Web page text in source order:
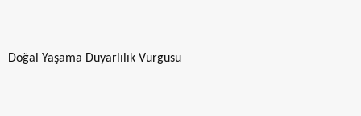
Doğal Yaşama Duyarlılık Vurgusu